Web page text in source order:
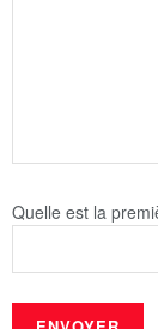
Quelle est la